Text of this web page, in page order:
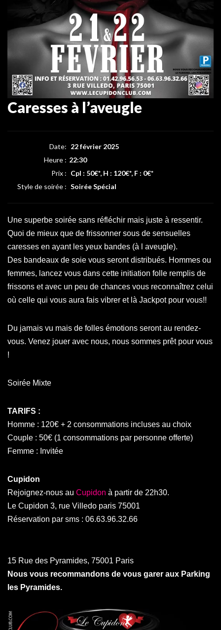
Caresses à l’aveugle
Date: 22 février 2025
Heure : 22:30
Prix : Cpl : 50€*, H : 120€*, F : 0€*
Style de soirée : Soirée Spécial
Une superbe soirée sans réfléchir mais juste à ressentir.
Quoi de mieux que de frissonner sous de sensuelles
caresses en ayant les yeux bandes (à l aveugle).
Des bandeaux de soie vous seront distribués. Hommes ou
femmes, lancez vous dans cette initiation folle remplis de
frissons et avec un peu de chances vous reconnaîtrez celui
où celle qui vous aura fais vibrer et là Jackpot pour vous!!
Du jamais vu mais de folles émotions seront au rendez-
vous. Venez jouer avec nous, nous sommes prêt pour vous
!
Soirée Mixte
TARIFS :
Homme : 120€ + 2 consommations incluses au choix
Couple : 50€ (1 consommations par personne offerte)
Femme : Invitée
Cupidon
Rejoignez-nous au Cupidon à partir de 22h30.
Le Cupidon 3, rue Villedo paris 75001
Réservation par sms : 06.63.96.32.66
15 Rue des Pyramides, 75001 Paris
Nous vous recommandons de vous garer aux Parking
les Pyramides.